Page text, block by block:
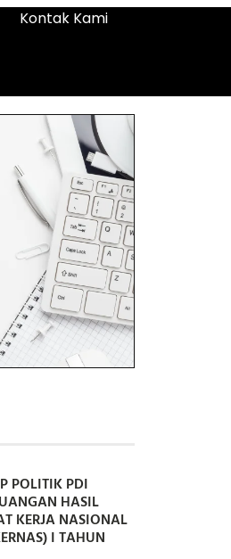
Kontak Kami
POLITIK PDI
HASIL
KERJA NASIONAL
I TAHUN